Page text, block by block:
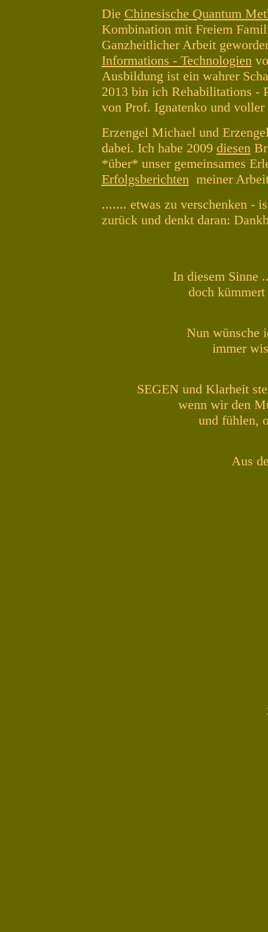
Die Chinesische Quantum
Kombination mit Freiem
Ganzheitlicher Arbeit
Informations - Technologien
Ausbildung ist ein wahrer
2013 bin ich Rehabilitations -
von Prof. Ignatenko und
Erzengel Michael und
dabei. Ich habe 2009 diesen
*über* unser gemeinsames
Erfolgsberichtenmeiner
....... etwas zu verschenken -
zurück und denkt daran:
In diesem Sinne
doch
Nun wünsche
immer
SEGEN und Klarheit
wenn wir den
und fühlen,
Aus